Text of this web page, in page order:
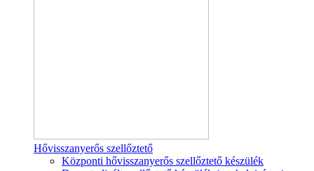
Hővisszanyerős szellőztető
Központi hővisszanyerős szellőztető készülék